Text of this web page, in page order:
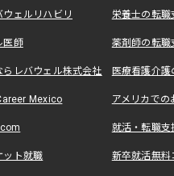
ェルリハビリ 栄養士の転
医師 薬剤師の転
レバウェル株式会社 医療看護介
Mexico アメリカで
就活・転職
ット就職 新卒就活無料